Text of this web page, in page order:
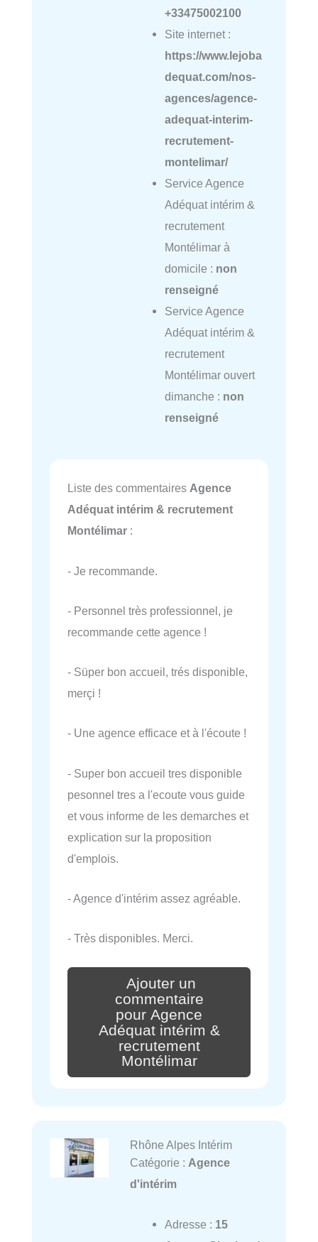
+33475002100
Site internet :
https://www.lejoba
dequat.com/nos-
agences/agence-
adequat-interim-
recrutement-
montelimar/
Service Agence
Adéquat intérim &
recrutement
Montélimar à
domicile : non
renseigné
Service Agence
Adéquat intérim &
recrutement
Montélimar ouvert
dimanche : non
renseigné
Liste des commentaires Agence
Adéquat intérim & recrutement
Montélimar :
- Je recommande.
- Personnel très professionnel, je
recommande cette agence !
- Süper bon accueil, trés disponible,
merçi !
- Une agence efficace et à l'écoute !
- Super bon accueil tres disponible
pesonnel tres a l'ecoute vous guide
et vous informe de les demarches et
explication sur la proposition
d'emplois.
- Agence d'intérim assez agréable.
- Très disponibles. Merci.
Ajouter un
commentaire
pour Agence
Adéquat intérim &
recrutement
Montélimar
Rhône Alpes Intérim
Catégorie : Agence
d'intérim
Adresse : 15